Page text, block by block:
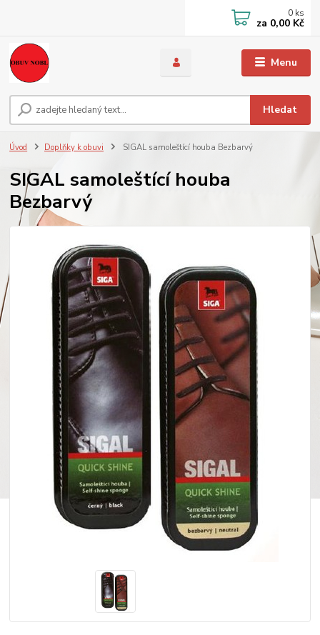
Menu
Hledat
0 ks
za 0,00 Kč
Úvod Doplňky k obuvi SIGAL samoleštící houba Bezbarvý
SIGAL samoleštící houba
Bezbarvý